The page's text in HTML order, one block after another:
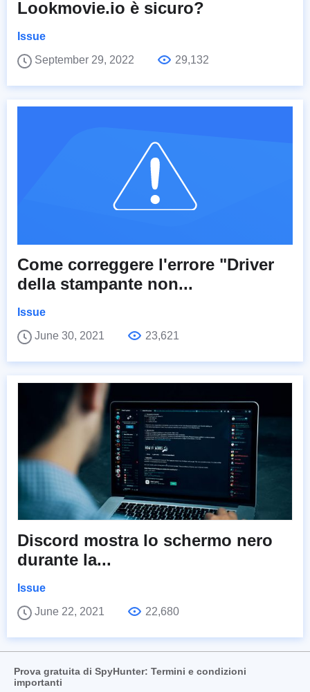
Lookmovie.io è sicuro?
Issue
September 29, 2022
29,132
Come correggere l'errore "Driver
della stampante non...
Issue
June 30, 2021
23,621
Discord mostra lo schermo nero
durante la...
Issue
June 22, 2021
22,680
Prova gratuita di SpyHunter: Termini e condizioni
importanti